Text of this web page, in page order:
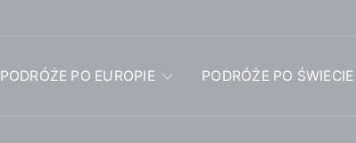
PODRÓŻE PO EUROPIE PODRÓŻE PO ŚWIECIE